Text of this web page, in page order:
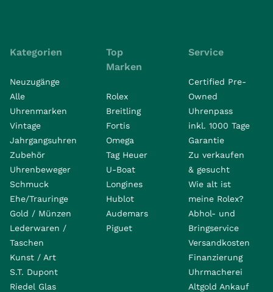
Kategorien
Neuzugänge
Alle
Uhrenmarken
Vintage
Jahrgangsuhren
Zubehör
Uhrenbeweger
Schmuck
Ehe/Trauringe
Gold / Münzen
Lederwaren /
Taschen
Kunst / Art
S.T. Dupont
Riedel Glas
Top
Marken
Rolex
Breitling
Fortis
Omega
Tag Heuer
U-Boat
Longines
Hublot
Audemars
Piguet
Service
Certified Pre-
Owned
Uhrenpass
inkl. 1000 Tage
Garantie
Zu verkaufen
& gesucht
Wie alt ist
meine Rolex?
Abhol- und
Bringservice
Versandkosten
Finanzierung
Uhrmacherei
Altgold Ankauf